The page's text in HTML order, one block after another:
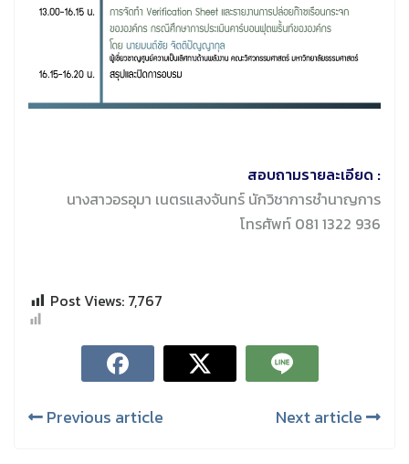
สอบถามรายละเอียด :
นางสาวอรอุมา เนตรแสงจันทร์ นักวิชาการชำนาญการ
โทรศัพท์ 081 1322 936
Post Views: 7,767
Previous article Next article